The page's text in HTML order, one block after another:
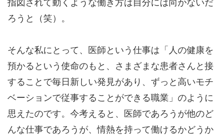
指図されて動くような働き方は自分には向かないだ
ろうと（笑）。
そんな私にとって、医師という仕事は「人の健康を
預かるという使命のもと、さまざまな患者さんと接
することで毎日新しい発見があり、ずっと高いモチ
ベーションで従事することができる職業」のように
思えたのです。今考えると、医師であろうが他のど
んな仕事であろうが、情熱を持って働けるかどうか